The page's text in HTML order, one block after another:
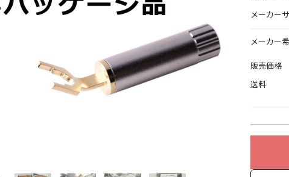
メーカー
メーカー
販売価格
送料